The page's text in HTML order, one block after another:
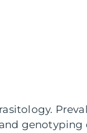
genotyping